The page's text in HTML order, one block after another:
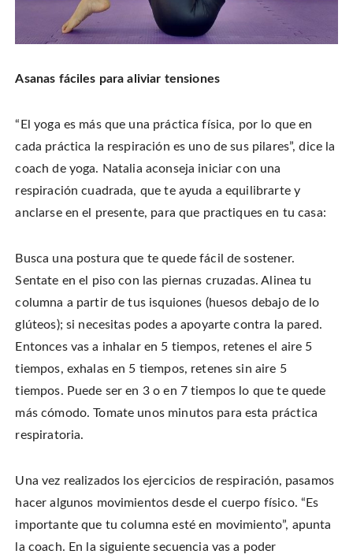
Asanas fáciles para aliviar tensiones
“El yoga es más que una práctica física, por lo que en
cada práctica la respiración es uno de sus pilares”, dice la
coach de yoga. Natalia aconseja iniciar con una
respiración cuadrada, que te ayuda a equilibrarte y
anclarse en el presente, para que practiques en tu casa:
Busca una postura que te quede fácil de sostener.
Sentate en el piso con las piernas cruzadas. Alinea tu
columna a partir de tus isquiones (huesos debajo de lo
glúteos); si necesitas podes a apoyarte contra la pared.
Entonces vas a inhalar en 5 tiempos, retenes el aire 5
tiempos, exhalas en 5 tiempos, retenes sin aire 5
tiempos. Puede ser en 3 o en 7 tiempos lo que te quede
más cómodo. Tomate unos minutos para esta práctica
respiratoria.
Una vez realizados los ejercicios de respiración, pasamos
hacer algunos movimientos desde el cuerpo físico. “Es
importante que tu columna esté en movimiento”, apunta
la coach. En la siguiente secuencia vas a poder